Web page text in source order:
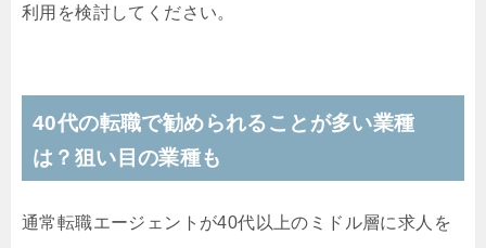
利用を検討してください。
40代の転職で勧められることが多い業種
は？狙い目の業種も
通常転職エージェントが40代以上のミドル層に求人を